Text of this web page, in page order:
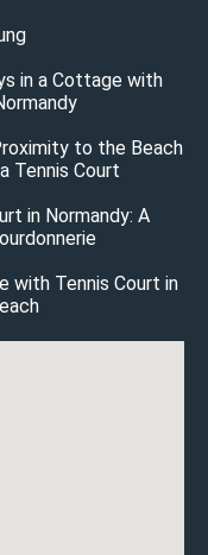
in a Cottage with
to the Beach
Tennis Court
in Normandy: A
with Tennis Court in